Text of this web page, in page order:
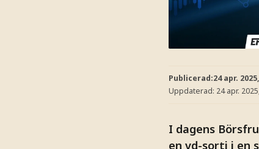
Publicerad:24 apr.
Uppdaterad: 24 apr.
I dagens
en vd-sorti i en